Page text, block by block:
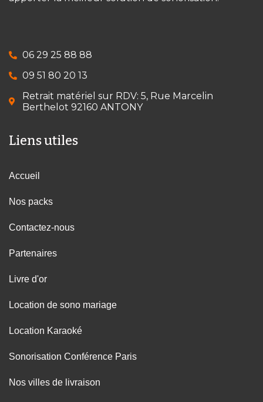
06 29 25 88 88
09 51 80 20 13
Retrait matériel sur RDV: 5, Rue Marcelin
Berthelot 92160 ANTONY
Liens utiles
Accueil
Nos packs
Contactez-nous
Partenaires
Livre d'or
Location de sono mariage
Location Karaoké
Sonorisation Conférence Paris
Nos villes de livraison